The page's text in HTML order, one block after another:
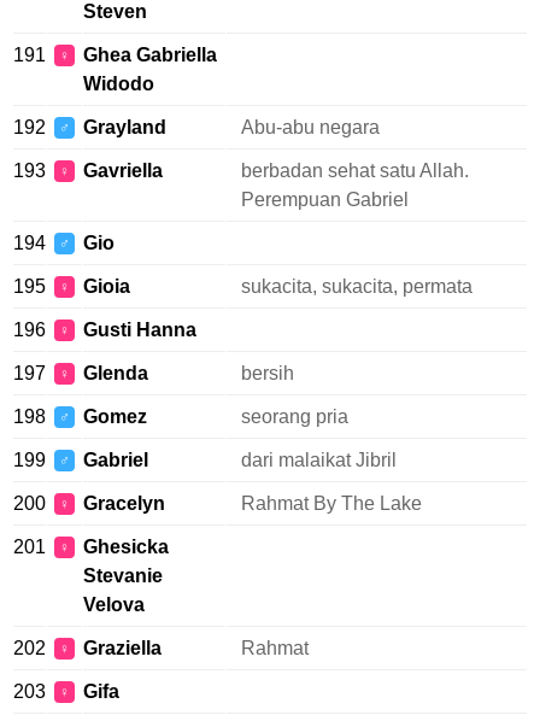
Steven
191 ♀
Ghea Gabriella
Widodo
192 ♂ Grayland Abu-abu negara
193 ♀ Gavriella
berbadan sehat satu Allah.
Perempuan Gabriel
194 ♂ Gio
195 ♀ Gioia sukacita, sukacita, permata
196 ♀ Gusti Hanna
197 ♀ Glenda bersih
198 ♂ Gomez seorang pria
199 ♂ Gabriel dari malaikat Jibril
200 ♀ Gracelyn Rahmat By The Lake
201 ♀
Ghesicka
Stevanie
Velova
202 ♀ Graziella Rahmat
203 ♀ Gifa